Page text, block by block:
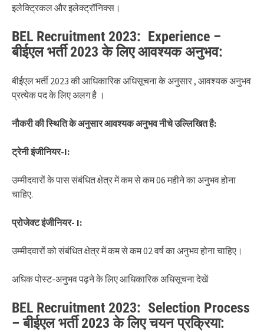
इलेक्ट्रिकल और इलेक्ट्रॉनिक्स।
BEL Recruitment 2023: Experience –
बीईएल भर्ती 2023 के लिए आवश्यक अनुभव:
बीईएल भर्ती 2023 की आधिकारिक अधिसूचना के अनुसार , आवश्यक अनुभव
प्रत्येक पद के लिए अलग है ।
नौकरी की स्थिति के अनुसार आवश्यक अनुभव नीचे उल्लिखित है:
ट्रेनी इंजीनियर-I:
उम्मीदवारों के पास संबंधित क्षेत्र में कम से कम 06 महीने का अनुभव होना
चाहिए.
प्रोजेक्ट इंजीनियर- I:
उम्मीदवारों को संबंधित क्षेत्र में कम से कम 02 वर्ष का अनुभव होना चाहिए।
अधिक पोस्ट-अनुभव पढ़ने के लिए आधिकारिक अधिसूचना देखें
BEL Recruitment 2023: Selection Process
– बीईएल भर्ती 2023 के लिए चयन प्रक्रिया: